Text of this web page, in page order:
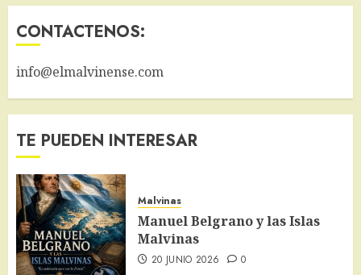
CONTACTENOS:
info@elmalvinense.com
TE PUEDEN INTERESAR
Malvinas
Manuel Belgrano y las Islas
Malvinas
20 JUNIO 2026 0